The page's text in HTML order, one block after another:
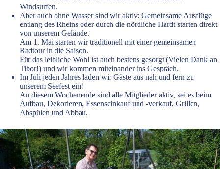
Windsurfen.
Aber auch ohne Wasser sind wir aktiv: Gemeinsame Ausflüge
entlang des Rheins oder durch die nördliche Hardt starten direkt
von unserem Gelände.
Am 1. Mai starten wir traditionell mit einer gemeinsamen
Radtour in die Saison.
Für das leibliche Wohl ist auch bestens gesorgt (Vielen Dank an
Tibor!) und wir kommen miteinander ins Gespräch.
Im Juli jeden Jahres laden wir Gäste aus nah und fern zu
unserem Seefest ein!
An diesem Wochenende sind alle Mitglieder aktiv, sei es beim
Aufbau, Dekorieren, Essenseinkauf und -verkauf, Grillen,
Abspülen und Abbau.